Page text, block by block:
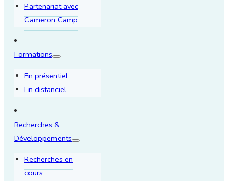
Partenariat avec
Cameron Camp
Formations
En présentiel
En distanciel
Recherches &
Développements
Recherches en
cours